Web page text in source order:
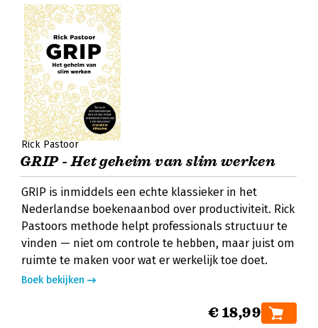
Rick Pastoor
GRIP - Het geheim van slim werken
GRIP is inmiddels een echte klassieker in het
Nederlandse boekenaanbod over productiviteit. Rick
Pastoors methode helpt professionals structuur te
vinden — niet om controle te hebben, maar juist om
ruimte te maken voor wat er werkelijk toe doet.
Boek bekijken
€ 18,99